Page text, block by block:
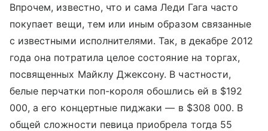
Впрочем, известно, что и сама Леди Гага часто
покупает вещи, тем или иным образом связанные
с известными исполнителями. Так, в декабре 2012
года она потратила целое состояние на торгах,
посвященных Майклу Джексону. В частности,
белые перчатки поп-короля обошлись ей в $192
000, а его концертные пиджаки — в $308 000. В
общей сложности певица приобрела тогда 55